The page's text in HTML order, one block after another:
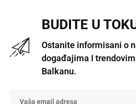
BUDITE U
Ostanite informisani o
događajima I
Balkanu.